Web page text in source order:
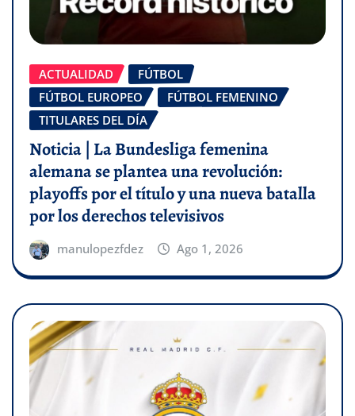
ACTUALIDAD
FÚTBOL
FÚTBOL EUROPEO
FÚTBOL FEMENINO
TITULARES DEL DÍA
Noticia | La Bundesliga femenina
alemana se plantea una revolución:
playoffs por el título y una nueva batalla
por los derechos televisivos
manulopezfdez Ago 1, 2026